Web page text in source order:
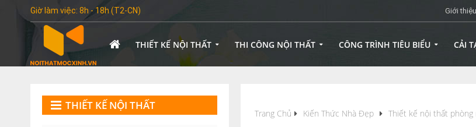
Giờ làm việc: 8h - 18h (T2-CN) Giới thiệu
THIẾT KẾ NỘI THẤT THI CÔNG NỘI THẤT CÔNG TRÌNH TIÊU BIỂU CẢI
Trang Chủ Kiến Thức Nhà Đẹp Thiết kế nội thất
THIẾT KẾ NỘI THẤT